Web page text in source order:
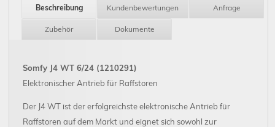
Beschreibung Kundenbewertungen Anfrage
Zubehör Dokumente
Somfy J4 WT 6/24 (1210291)
Elektronischer Antrieb für Raffstoren
Der J4 WT ist der erfolgreichste elektronische Antrieb für
Raffstoren auf dem Markt und eignet sich sowohl zur